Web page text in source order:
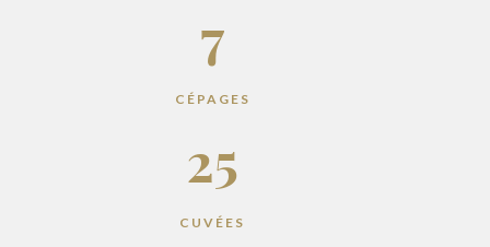
7
CÉPAGES
25
CUVÉES